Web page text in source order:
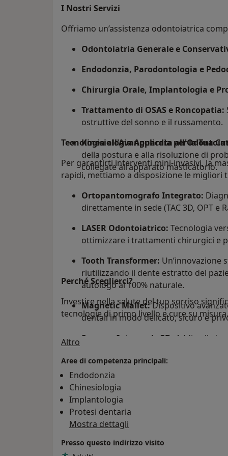
I Nostri Servizi
Offriamo un’assistenza odontoiatrica
Odontoiatria Generale e
Endodonzia, Parodontologia e
Chirurgia Orale, Implantologia e
Trattamento di OSAS e Roncopatia:
ostruttive del sonno e il russamento.
Kinesiologia Applicata
della postura e alla risoluzione di
collegate all'apparato masticatorio.
Tecnologia all'Avanguardia per la Tua
Per garantirti interventi mini-invasivi, la
rapidi, mettiamo a disposizione le migliori
Ortopantomografo Integrato:
direttamente in sede (TAC 3D, OPT e
LASER Odontoiatrico: Tecnologia
ottimizzare i trattamenti chirurgici e
Tooth Transformer: Un’innovazione
riutilizzando il dente estratto del
autologo al 100% naturale.
Magnetic Mallet:Dispositivo
dentali in modo delicato, sicuro e
Scanner Intraorale 3D:
Addio alle
massima accuratezza.
PiezoSurgery:
interventi chirurgici ossei di altissima
Perché Sceglierci?
Investire nella salute del tuo sorriso
tecnologie di primo livello e cure su misura.
Altro
Aree di competenza principali:
Endodonzia
Chinesiologia
Implantologia
Protesi dentaria
Mostra dettagli
Presso questo indirizzo visito